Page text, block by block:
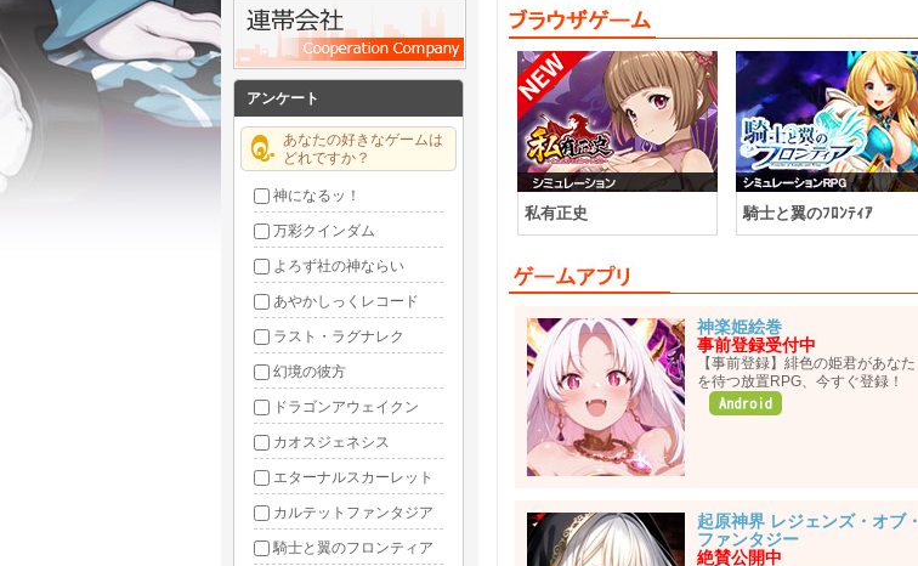
アンケート
あなたの好きなゲームは
どれですか？
神になるッ！
万彩クインダム
よろず社の神ならい
あやかしっくレコード
ラスト・ラグナレク
幻境の彼方
ドラゴンアウェイクン
カオスジェネシス
エターナルスカーレット
カルテットファンタジア
騎士と翼のフロンティア
私有正史 騎士と翼のﾌﾛﾝﾃｨｱ
神楽姫絵巻
事前登録受付中
【事前登録】緋色の姫君があなた
を待つ放置RPG、今すぐ登録！
起原神界 レジェンズ・オブ・
ファンタジー
絶賛公開中